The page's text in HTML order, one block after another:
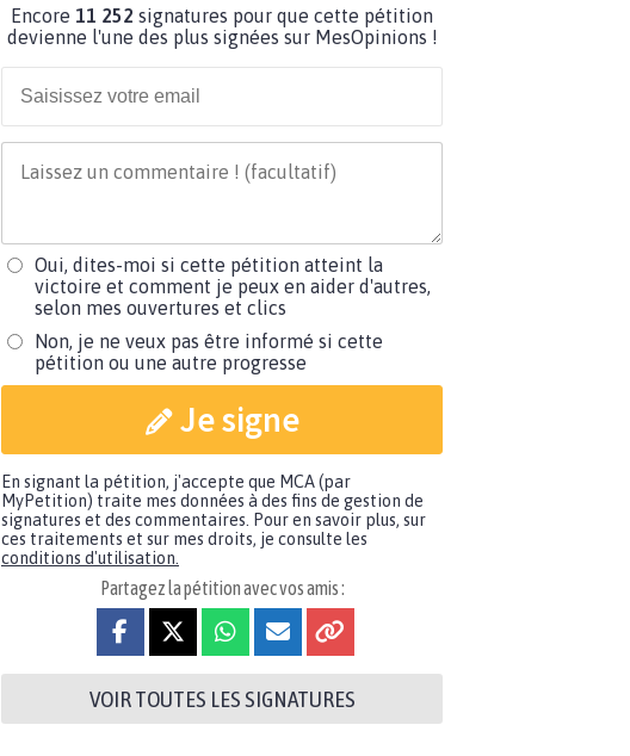
Encore 11 252 signatures pour que cette pétition
devienne l'une des plus signées sur MesOpinions !
Oui, dites-moi si cette pétition atteint la
victoire et comment je peux en aider d'autres,
selon mes ouvertures et clics
Non, je ne veux pas être informé si cette
pétition ou une autre progresse
Je signe
En signant la pétition, j'accepte que MCA (par
MyPetition) traite mes données à des fins de gestion de
signatures et des commentaires. Pour en savoir plus, sur
ces traitements et sur mes droits, je consulte les
conditions d'utilisation.
Partagez la pétition avec vos amis :
VOIR TOUTES LES SIGNATURES